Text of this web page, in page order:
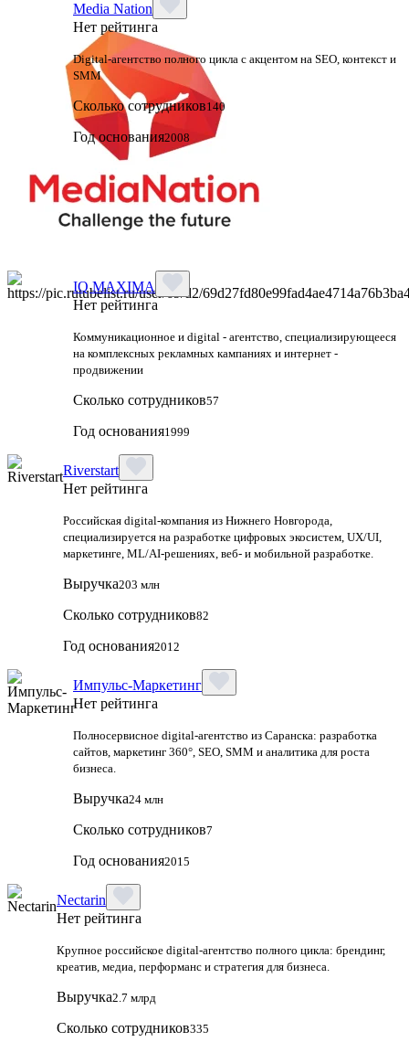
Media Nation
Нет рейтинга
Digital-агентство полного цикла с акцентом на SEO, контекст и
SMM
Сколько сотрудников140
Год основания2008
IQ MAXIMA
Нет рейтинга
Коммуникационное и digital - агентство, специализирующееся
на комплексных рекламных кампаниях и интернет -
продвижении
Сколько сотрудников57
Год основания1999
Riverstart
Нет рейтинга
Российская digital‑компания из Нижнего Новгорода,
специализируется на разработке цифровых экосистем, UX/UI,
маркетинге, ML/AI‑решениях, веб‑ и мобильной разработке.
Выручка203 млн
Сколько сотрудников82
Год основания2012
Импульс-Маркетинг
Нет рейтинга
Полносервисное digital-агентство из Саранска: разработка
сайтов, маркетинг 360°, SEO, SMM и аналитика для роста
бизнеса.
Выручка24 млн
Сколько сотрудников7
Год основания2015
Nectarin
Нет рейтинга
Крупное российское digital‑агентство полного цикла: брендинг,
креатив, медиа, перформанс и стратегия для бизнеса.
Выручка2.7 млрд
Сколько сотрудников335